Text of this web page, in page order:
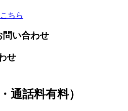
ちら
い合わせ
せ
通話料有料）